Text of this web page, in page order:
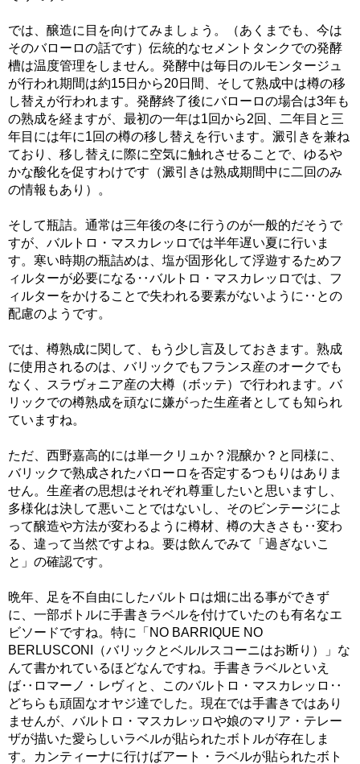
では、醸造に目を向けてみましょう。（あくまでも、今は
そのバローロの話です）伝統的なセメントタンクでの発酵
槽は温度管理をしません。発酵中は毎日のルモンタージュ
が行われ期間は約15日から20日間、そして熟成中は樽の移
し替えが行われます。発酵終了後にバローロの場合は3年も
の熟成を経ますが、最初の一年は1回から2回、二年目と三
年目には年に1回の樽の移し替えを行います。澱引きを兼ね
ており、移し替えに際に空気に触れさせることで、ゆるや
かな酸化を促すわけです（澱引きは熟成期間中に二回のみ
の情報もあり）。
そして瓶詰。通常は三年後の冬に行うのが一般的だそうで
すが、バルトロ・マスカレッロでは半年遅い夏に行いま
す。寒い時期の瓶詰めは、塩が固形化して浮遊するためフ
ィルターが必要になる‥バルトロ・マスカレッロでは、フ
ィルターをかけることで失われる要素がないように‥との
配慮のようです。
では、樽熟成に関して、もう少し言及しておきます。熟成
に使用されるのは、バリックでもフランス産のオークでも
なく、スラヴォニア産の大樽（ボッテ）で行われます。バ
リックでの樽熟成を頑なに嫌がった生産者としても知られ
ていますね。
ただ、西野嘉高的には単一クリュか？混醸か？と同様に、
バリックで熟成されたバローロを否定するつもりはありま
せん。生産者の思想はそれぞれ尊重したいと思いますし、
多様化は決して悪いことではないし、そのビンテージによ
って醸造や方法が変わるように樽材、樽の大きさも‥変わ
る、違って当然ですよね。要は飲んでみて「過ぎないこ
と」の確認です。
晩年、足を不自由にしたバルトロは畑に出る事ができず
に、一部ボトルに手書きラベルを付けていたのも有名なエ
ビソードですね。特に「NO BARRIQUE NO
BERLUSCONI（バリックとベルルスコーニはお断り）」な
んて書かれているほどなんですね。手書きラベルといえ
ば‥ロマーノ・レヴィと、このバルトロ・マスカレッロ‥
どちらも頑固なオヤジ達でした。現在では手書きではあり
ませんが、バルトロ・マスカレッロや娘のマリア・テレー
ザが描いた愛らしいラベルが貼られたボトルが存在しま
す。カンティーナに行けばアート・ラベルが貼られたボト